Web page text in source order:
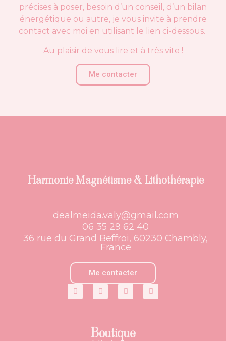
précises à poser, besoin d’un conseil, d’un bilan
énergétique ou autre, je vous invite à prendre
contact avec moi en utilisant le lien ci-dessous.
Au plaisir de vous lire et à très vite !
Me contacter
Harmonie Magnétisme & Lithothérapie
dealmeida.valy@gmail.com
06 35 29 62 40
36 rue du Grand Beffroi, 60230 Chambly,
France
Me contacter
Boutique